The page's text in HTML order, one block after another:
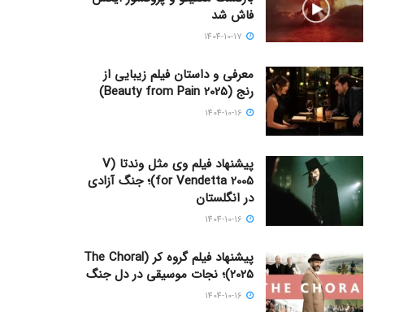
فاش شد
معرفی و داستان فیلم زیبایی از
رنج (Beauty from Pain 2025)
پیشنهاد فیلم وی مثل وندتا (V
for Vendetta 2005)؛ جنگ آزادی
در انگلستان
پیشنهاد فیلم گروه کر (The Choral
2025)؛ نجات موسیقی در دل جنگ